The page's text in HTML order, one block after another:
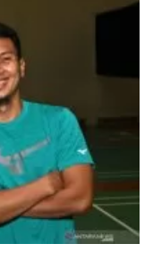
makanan